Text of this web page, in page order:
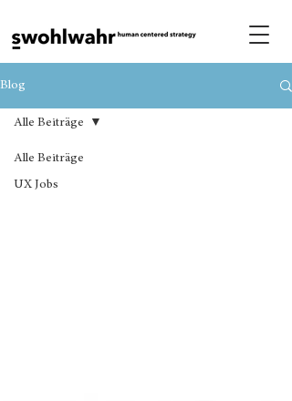
Blog
Alle Beiträge
UX Jobs
Alle Beiträge